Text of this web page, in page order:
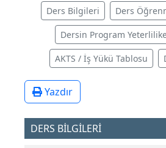
Ders Bilgileri Ders
Dersin Program
AKTS / İş Yükü Tablosu
Yazdır
DERS BİLGİLERİ